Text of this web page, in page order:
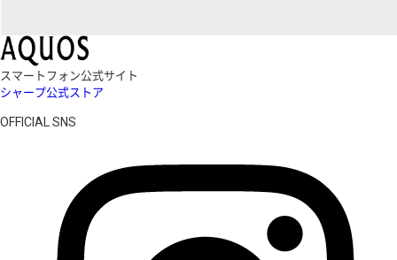
スマートフォン公式サイト
シャープ公式ストア
OFFICIAL SNS